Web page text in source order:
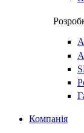
Компанія